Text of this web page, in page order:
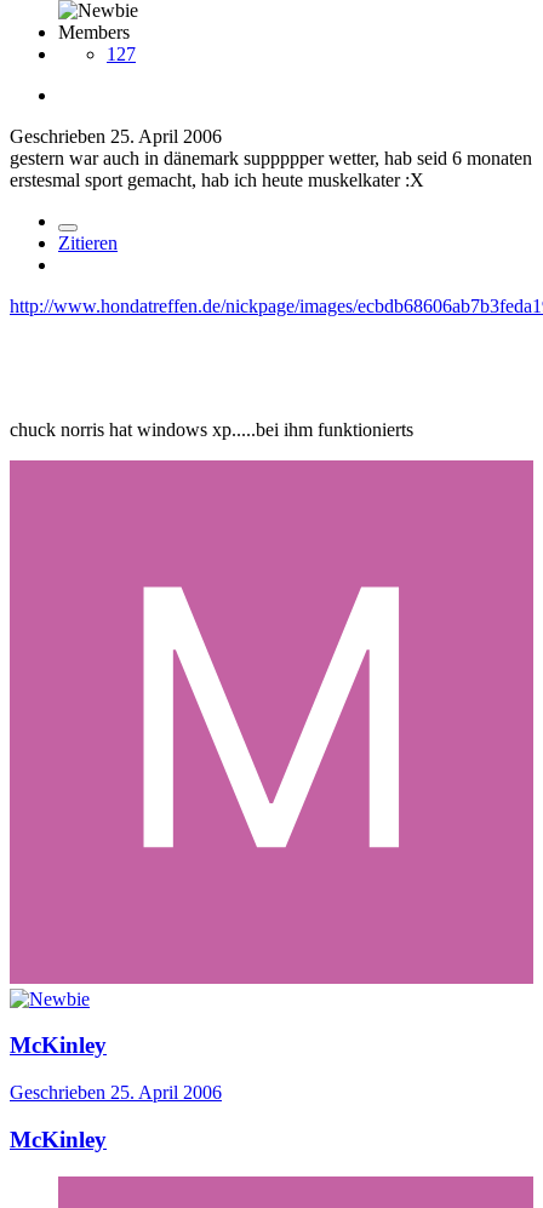
Members
127
Geschrieben 25. April 2006
gestern war auch in dänemark suppppper wetter, hab seid 6 monaten
erstesmal sport gemacht, hab ich heute muskelkater :X
Zitieren
http://www.hondatreffen.de/nickpage/images/
chuck norris hat windows xp.....bei ihm funktionierts
McKinley
Geschrieben 25. April 2006
McKinley